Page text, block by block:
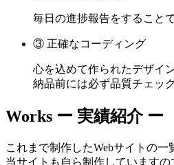
毎日の進捗報告をすること
③ 正確なコーディング
心を込めて作られたデザイ
納品前には必ず品質チェッ
Works ー 実績紹介 ー
これまで制作したWebサイトの一
当サイトも自ら制作していますの